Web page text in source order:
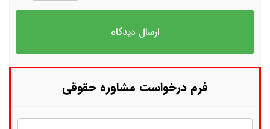
فرم درخواست مشاوره حقوقی
نام